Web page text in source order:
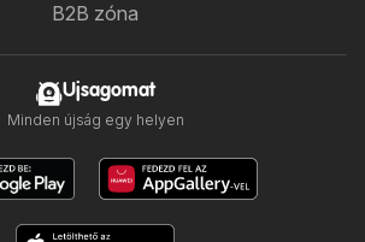
B2B zóna
Ujsagomat
Minden újság egy helyen